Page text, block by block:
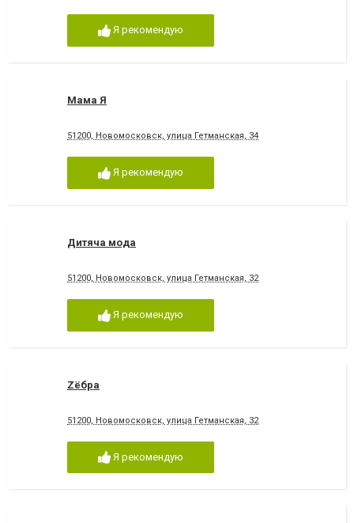
Я рекомендую
Мама Я
51200, Новомосковск, улица Гетманская, 34
Я рекомендую
Дитяча мода
51200, Новомосковск, улица Гетманская, 32
Я рекомендую
Zёбра
51200, Новомосковск, улица Гетманская, 32
Я рекомендую